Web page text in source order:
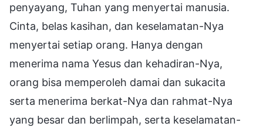
penyayang, Tuhan yang menyertai manusia.
Cinta, belas kasihan, dan keselamatan-Nya
menyertai setiap orang. Hanya dengan
menerima nama Yesus dan kehadiran-Nya,
orang bisa memperoleh damai dan sukacita
serta menerima berkat-Nya dan rahmat-Nya
yang besar dan berlimpah, serta keselamatan-